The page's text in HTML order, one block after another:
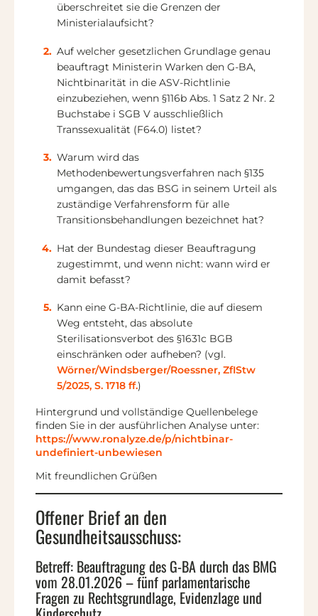
überschreitet sie die Grenzen der
Ministerialaufsicht?
Auf welcher gesetzlichen Grundlage genau
beauftragt Ministerin Warken den G-BA,
Nichtbinarität in die ASV-Richtlinie
einzubeziehen, wenn §116b Abs. 1 Satz 2 Nr. 2
Buchstabe i SGB V ausschließlich
Transsexualität (F64.0) listet?
Warum wird das
Methodenbewertungsverfahren nach §135
umgangen, das das BSG in seinem Urteil als
zuständige Verfahrensform für alle
Transitionsbehandlungen bezeichnet hat?
Hat der Bundestag dieser Beauftragung
zugestimmt, und wenn nicht: wann wird er
damit befasst?
Kann eine G-BA-Richtlinie, die auf diesem
Weg entsteht, das absolute
Sterilisationsverbot des §1631c BGB
einschränken oder aufheben? (vgl.
Wörner/Windsberger/Roessner, ZfIStw
5/2025, S. 1718 ff.)
Hintergrund und vollständige Quellenbelege
finden Sie in der ausführlichen Analyse unter:
https://www.ronalyze.de/p/nichtbinar-
undefiniert-unbewiesen
Mit freundlichen Grüßen
Offener Brief an den
Gesundheitsausschuss:
Betreff: Beauftragung des G-BA durch das BMG
vom 28.01.2026 – fünf parlamentarische
Fragen zu Rechtsgrundlage, Evidenzlage und